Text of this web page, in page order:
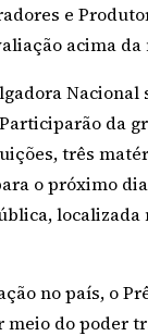
e
acima da
da
três
o próximo
localizada
no país, o
do poder